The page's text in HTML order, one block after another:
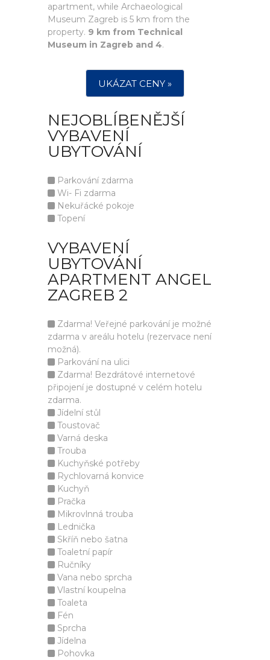
apartment, while Archaeological
Museum Zagreb is 5 km from the
property. 9 km from Technical
Museum in Zagreb and 4.
UKÁZAT CENY »
NEJOBLÍBENĚJŠÍ
VYBAVENÍ
UBYTOVÁNÍ
Parkování zdarma
Wi- Fi zdarma
Nekuřácké pokoje
Topení
VYBAVENÍ
UBYTOVÁNÍ
APARTMENT ANGEL
ZAGREB 2
Zdarma! Veřejné parkování je možné
zdarma v areálu hotelu (rezervace není
možná).
Parkování na ulici
Zdarma! Bezdrátové internetové
připojení je dostupné v celém hotelu
zdarma.
Jídelní stůl
Toustovač
Varná deska
Trouba
Kuchyňské potřeby
Rychlovarná konvice
Kuchyň
Pračka
Mikrovlnná trouba
Lednička
Skříň nebo šatna
Toaletní papír
Ručníky
Vana nebo sprcha
Vlastní koupelna
Toaleta
Fén
Sprcha
Jídelna
Pohovka